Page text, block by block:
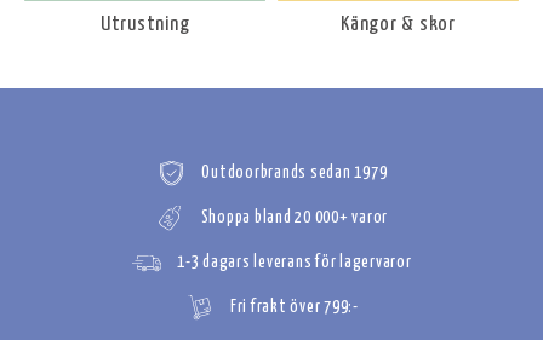
Utrustning Kängor & skor
Outdoorbrands sedan 1979
Shoppa bland 20 000+ varor
1-3 dagars leverans för lagervaror
Fri frakt över 799:-